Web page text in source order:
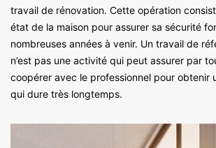
travail de rénovation. Cette opération
état de la maison pour assurer sa sécurité
nombreuses années à venir. Un travail de
n’est pas une activité qui peut assurer par
coopérer avec le professionnel pour obtenir
qui dure très longtemps.